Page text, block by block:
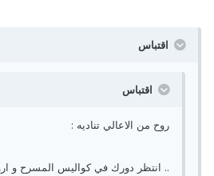
اقتباس
اقتباس
روح من الاعالي تناديه :
.. انتظر دورك في كواليس المسرح و